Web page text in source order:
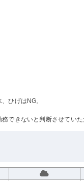
ひげはNG。
できないと判断させてい